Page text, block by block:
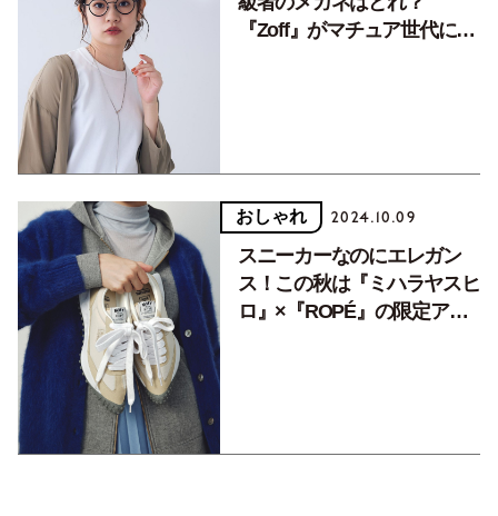
『Zoff』がマチュア世代にお
おしゃれ 2024.10.09
スニーカーなのにエレガン
ス！この秋は『ミハラヤスヒ
ロ』×『ROPÉ』の限定アイ